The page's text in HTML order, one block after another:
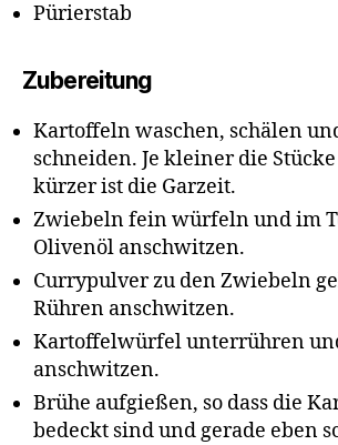
Pürierstab
Zubereitung
Kartoffeln waschen, schälen
schneiden. Je kleiner die
kürzer ist die Garzeit.
Zwiebeln fein würfeln und im
Olivenöl anschwitzen.
Currypulver zu den Zwiebeln
Rühren anschwitzen.
Kartoffelwürfel unterrühren
anschwitzen.
Brühe aufgießen, so dass die
bedeckt sind und gerade eben